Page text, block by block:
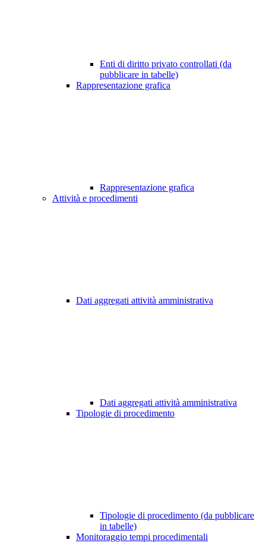
Enti di diritto privato controllati (da
pubblicare in tabelle)
Rappresentazione grafica
Rappresentazione grafica
Attività e procedimenti
Dati aggregati attività amministrativa
Dati aggregati attività amministrativa
Tipologie di procedimento
Tipologie di procedimento (da pubblicare
in tabelle)
Monitoraggio tempi procedimentali